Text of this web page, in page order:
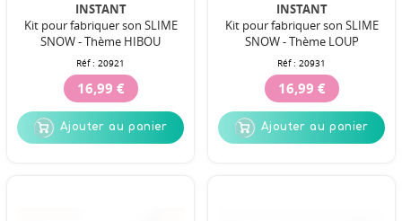
INSTANT
Kit pour fabriquer son SLIME
SNOW - Thème HIBOU
Réf : 20921
16,99 €
Ajouter au panier
INSTANT
Kit pour fabriquer son SLIME
SNOW - Thème LOUP
Réf : 20931
16,99 €
Ajouter au panier